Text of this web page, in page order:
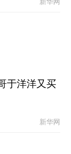
于洋洋又买
新华网